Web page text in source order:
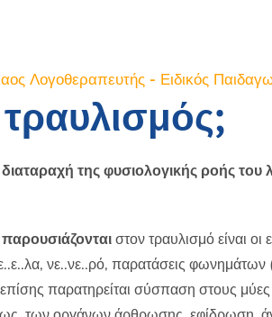
Λογοθεραπευτής - Ειδικός
τραυλισμός;
διαταραχή της φυσιολογικής ροής του
στον τραυλισμό είναι οι
νε..νε..ρό, παρατάσεις φωνημάτων
παρατηρείται σύσπαση στους μύες